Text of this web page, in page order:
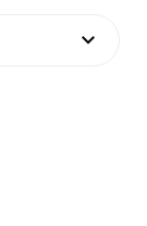
keyboard_arrow_down